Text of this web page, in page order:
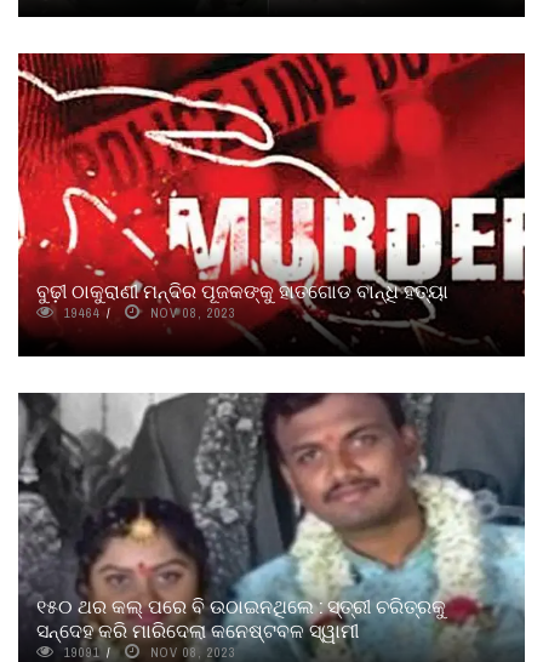
ବୁଢ଼ୀ ଠାକୁରାଣୀ ମନ୍ଦିର ପୂଜକଙ୍କୁ ହାତଗୋଡ ବାନ୍ଧି ହତ୍ୟା
19464 NOV 08, 2023
୧୫୦ ଥର କଲ୍ ପରେ ବି ଉଠାଇନଥିଲେ : ସ୍ତ୍ରୀ ଚରିତ୍ରକୁ
ସନ୍ଦେହ କରି ମାରିଦେଲା କନେଷ୍ଟବଳ ସ୍ୱାମୀ
19091 NOV 08, 2023